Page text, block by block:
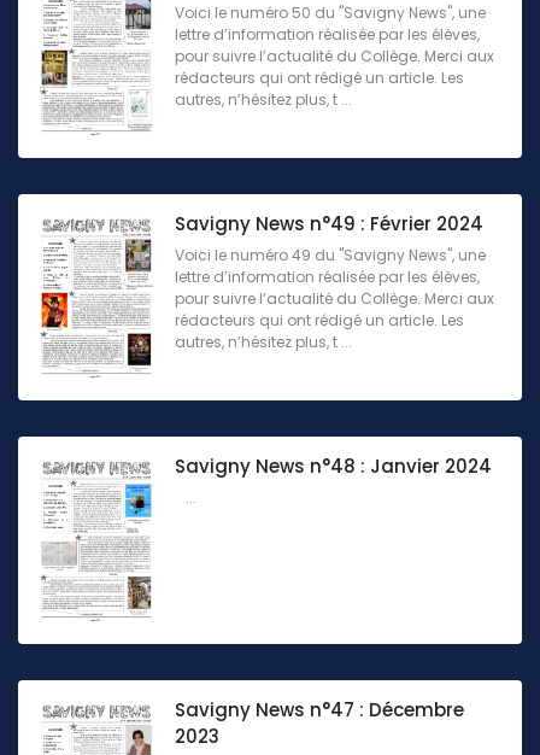
Voici le numéro 50 du "Savigny News", une
lettre d’information réalisée par les élèves,
pour suivre l’actualité du Collège. Merci aux
rédacteurs qui ont rédigé un article. Les
autres, n’hésitez plus, t ...
Savigny News n°49 : Février 2024
Voici le numéro 49 du "Savigny News", une
lettre d’information réalisée par les élèves,
pour suivre l’actualité du Collège. Merci aux
rédacteurs qui ont rédigé un article. Les
autres, n’hésitez plus, t ...
Savigny News n°48 : Janvier 2024
...
Savigny News n°47 : Décembre
2023